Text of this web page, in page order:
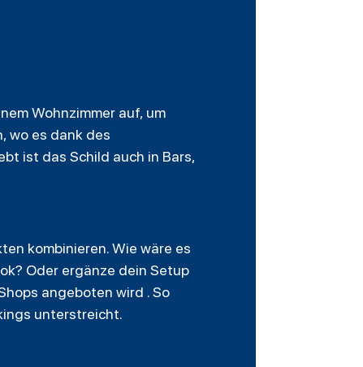
Wohnzimmer auf, um
wo es dank des
ist das Schild auch in Bars,
kombinieren. Wie wäre es
Oder ergänze dein Setup
angeboten wird . So
unterstreicht.